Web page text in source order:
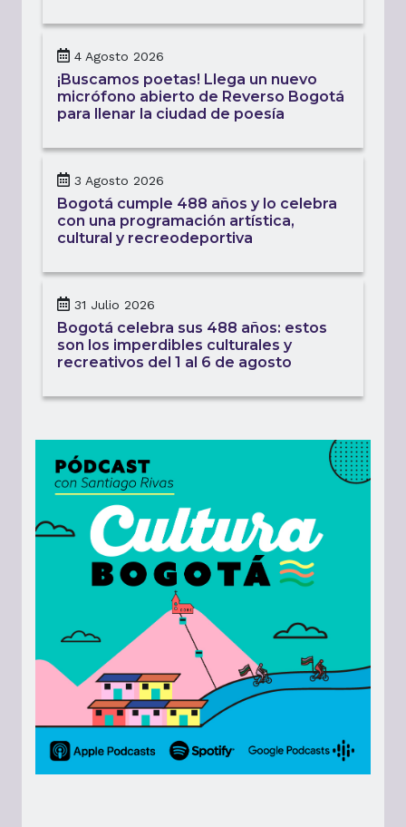
4 Agosto 2026
¡Buscamos poetas! Llega un nuevo
micrófono abierto de Reverso Bogotá
para llenar la ciudad de poesía
3 Agosto 2026
Bogotá cumple 488 años y lo celebra
con una programación artística,
cultural y recreodeportiva
31 Julio 2026
Bogotá celebra sus 488 años: estos
son los imperdibles culturales y
recreativos del 1 al 6 de agosto